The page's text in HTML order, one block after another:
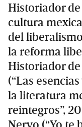
Historiador
cultura
del
la reforma
Historiador
(“Las
la literatura
reintegros”,